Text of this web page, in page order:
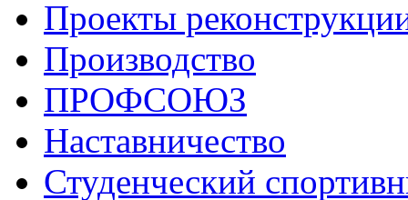
Проекты
Производство
ПРОФСОЮЗ
Наставничество
Студенческий